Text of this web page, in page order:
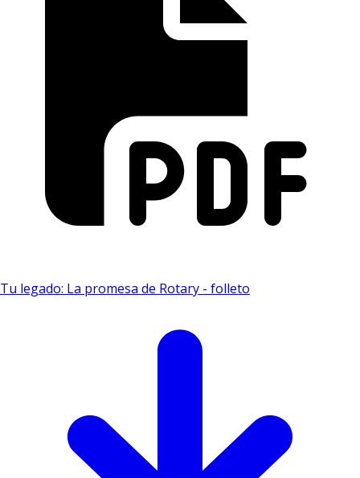
Tu legado: La promesa de Rotary - folleto